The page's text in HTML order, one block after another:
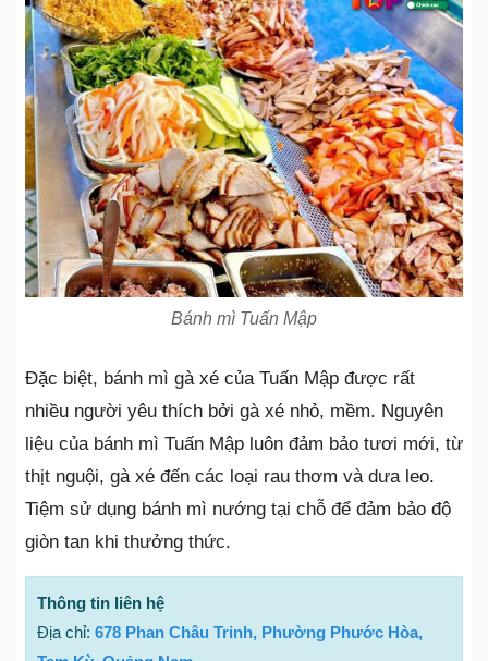
Bánh mì Tuấn Mập
Đặc biệt, bánh mì gà xé của Tuấn Mập được rất
nhiều người yêu thích bởi gà xé nhỏ, mềm. Nguyên
liệu của bánh mì Tuấn Mập luôn đảm bảo tươi mới, từ
thịt nguội, gà xé đến các loại rau thơm và dưa leo.
Tiệm sử dụng bánh mì nướng tại chỗ để đảm bảo độ
giòn tan khi thưởng thức.
Thông tin liên hệ
Địa chỉ: 678 Phan Châu Trinh, Phường Phước Hòa,